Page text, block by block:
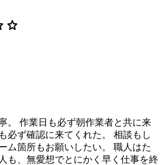
star
。 作業日も必ず朝作業者と共に来
必ず確認に来てくれた。 相談もし
ム箇所もお願いしたい。 職人はた
も、無愛想でとにかく早く仕事を終